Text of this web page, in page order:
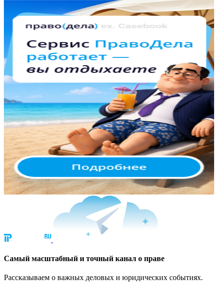
Cамый масштабный и точный канал о праве
Рассказываем о важных деловых и юридических событиях.